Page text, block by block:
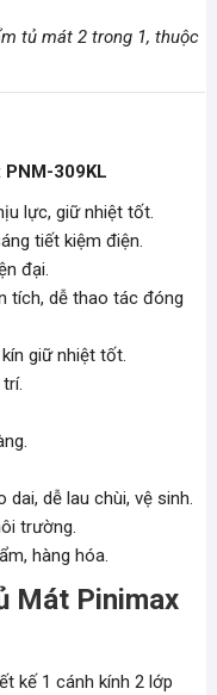
tủ mát 2 trong 1, thuộc
309KL
lực, giữ nhiệt tốt.
tiết kiệm điện.
đại.
tích, dễ thao tác đóng
giữ nhiệt tốt.
dễ lau chùi, vệ sinh.
trường.
hàng hóa.
Mát Pinimax
kế 1 cánh kính 2 lớp